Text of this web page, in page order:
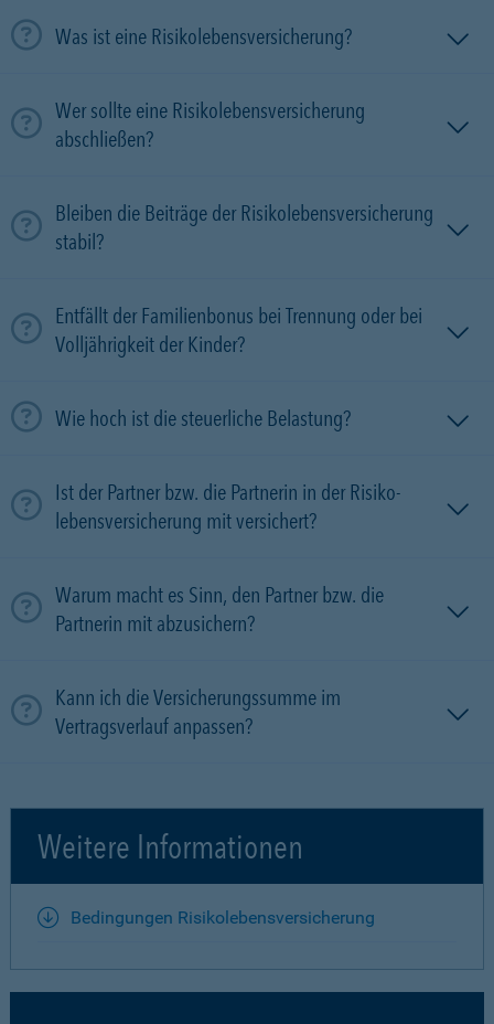
Was ist eine Risikolebensversicherung?
Wer sollte eine Risikolebensversicherung
abschließen?
Bleiben die Beiträge der Risikolebensversicherung
stabil?
Entfällt der Familienbonus bei Trennung oder bei
Volljährigkeit der Kinder?
Wie hoch ist die steuerliche Belastung?
Ist der Partner bzw. die Partnerin in der Risiko­
lebens­versicherung mit versichert?
Warum macht es Sinn, den Partner bzw. die
Partnerin mit ab­zu­sichern?
Kann ich die Versicherungssumme im
Vertragsverlauf anpassen?
Weitere Informationen
Bedingungen Risikolebensversicherung